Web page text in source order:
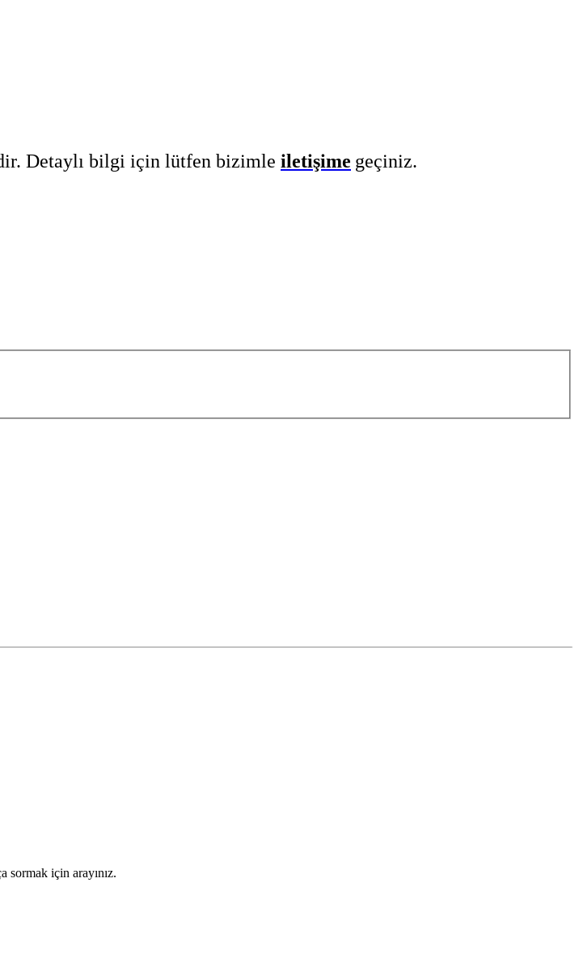
Detaylı bilgi için lütfen bizimle iletişime geçiniz.
için arayınız.